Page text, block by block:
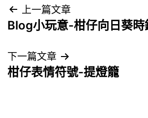
文
章
導
覽
上一篇文章
Blog小玩意-柑仔向日葵時
下一篇文章
柑仔表情符號-提燈籠